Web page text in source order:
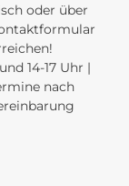
oder über
14-17 Uhr |
nach